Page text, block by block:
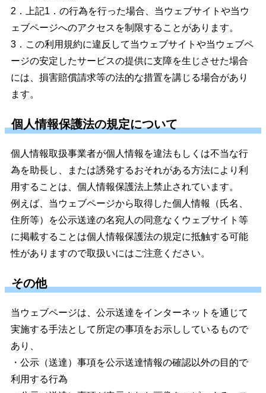
2．上記1．の行為を行った場合、当ウェブサイトや当ウ
ェブページへのアクセスを制限することがあります。
3．この利用規約に違反して当ウェブサイトや当ウェブペ
ージの安定したサービスの提供に支障を生じさせた場合
には、損害賠償請求等の法的な措置を講じる場合があり
ます。
個人情報保護法の規定について
個人情報取扱事業者が個人情報を違法もしくは不当な行
為を助長し、または誘発するおそれがある方法により利
用することは、個人情報保護法上禁止されています。
例えば、当ウェブページから取得した個人情報（氏名、
住所等）を公示送達の名宛人の同意なくウェブサイト等
に掲載することは個人情報保護法の規定に抵触する可能
性がありますので取扱いにはご注意ください。
その他
当ウェブページは、公示送達をインターネットを通じて
実施する手法として所定の事項をお示ししているもので
あり、
・公示（送達）事項を公示送達情報の確認以外の目的で
利用する行為